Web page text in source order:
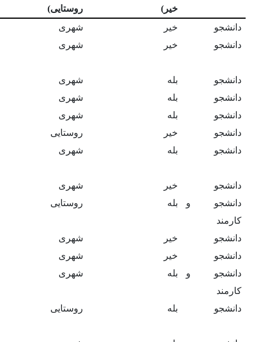
خیر)
روستایی)
دانشجو
خیر
شهری
دانشجو
خیر شهری
دانشجو بله
شهری
دانشجو
بله
شهری
دانشجو
بله
شهری
دانشجو
خیر
روستایی
دانشجو
بله شهری
دانشجو خیر
شهری
دانشجو و
کارمند
بله روستایی
دانشجو خیر
شهری
دانشجو
خیر
شهری
دانشجو و
کارمند
بله شهری
دانشجو بله روستایی